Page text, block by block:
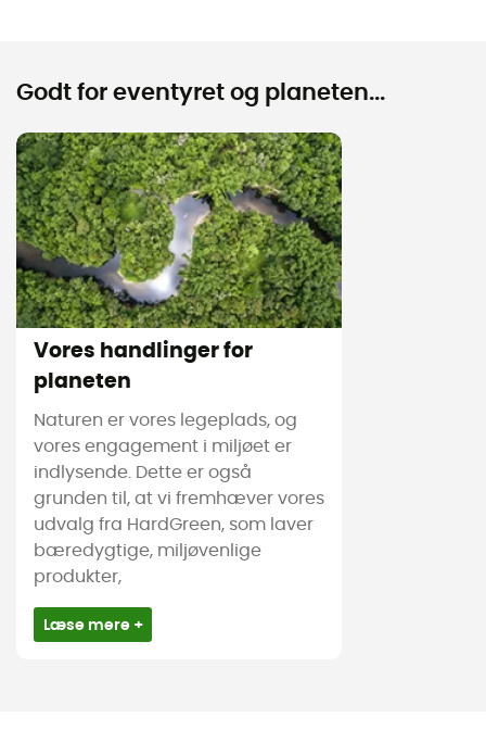
Godt for eventyret og planeten...
Vores handlinger for
planeten
Naturen er vores legeplads, og
vores engagement i miljøet er
indlysende. Dette er også
grunden til, at vi fremhæver vores
udvalg fra HardGreen, som laver
bæredygtige, miljøvenlige
produkter,
Læse mere +